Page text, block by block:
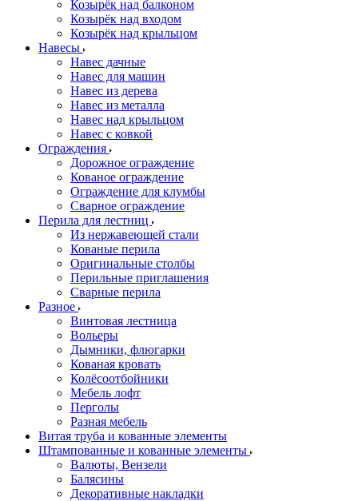
Козырёк над балконом
Козырёк над входом
Козырёк над крыльцом
Навесы
Навес дачные
Навес для машин
Навес из дерева
Навес из металла
Навес над крыльцом
Навес с ковкой
Ограждения
Дорожное ограждение
Кованое ограждение
Ограждение для клумбы
Сварное ограждение
Перила для лестниц
Из нержавеющей стали
Кованые перила
Оригинальные столбы
Перильные приглашения
Сварные перила
Разное
Винтовая лестница
Вольеры
Дымники, флюгарки
Кованая кровать
Колёсоотбойники
Мебель лофт
Перголы
Разная мебель
Витая труба и кованные элементы
Штампованные и кованные элементы
Валюты, Вензели
Балясины
Декоративные накладки